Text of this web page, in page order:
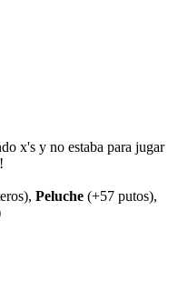
x's y no estaba para jugar
Peluche (+57 putos),